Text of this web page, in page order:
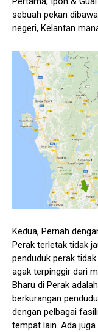
sebuah pekan
negeri, Kelantan
Kedua, Pernah
Perak terletak tidak
penduduk perak
agak terpinggir dari
Bharu di Perak
berkurangan
dengan pelbagai
tempat lain. Ada